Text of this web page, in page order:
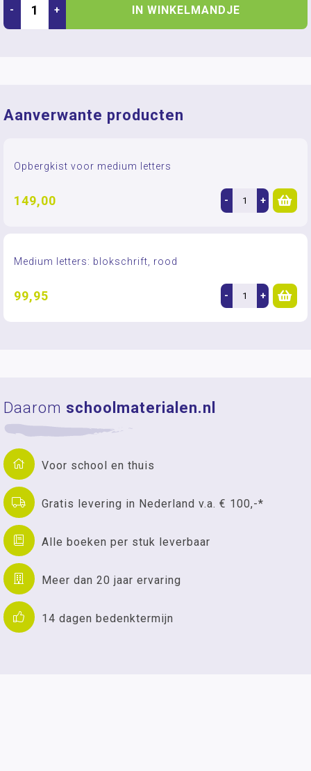
- + IN WINKELMANDJE
Aanverwante producten
Opbergkist voor medium letters
149,00 - +
Medium letters: blokschrift, rood
99,95 - +
Daarom schoolmaterialen.nl
Voor school en thuis
Gratis levering in Nederland v.a. € 100,-*
Alle boeken per stuk leverbaar
Meer dan 20 jaar ervaring
14 dagen bedenktermijn